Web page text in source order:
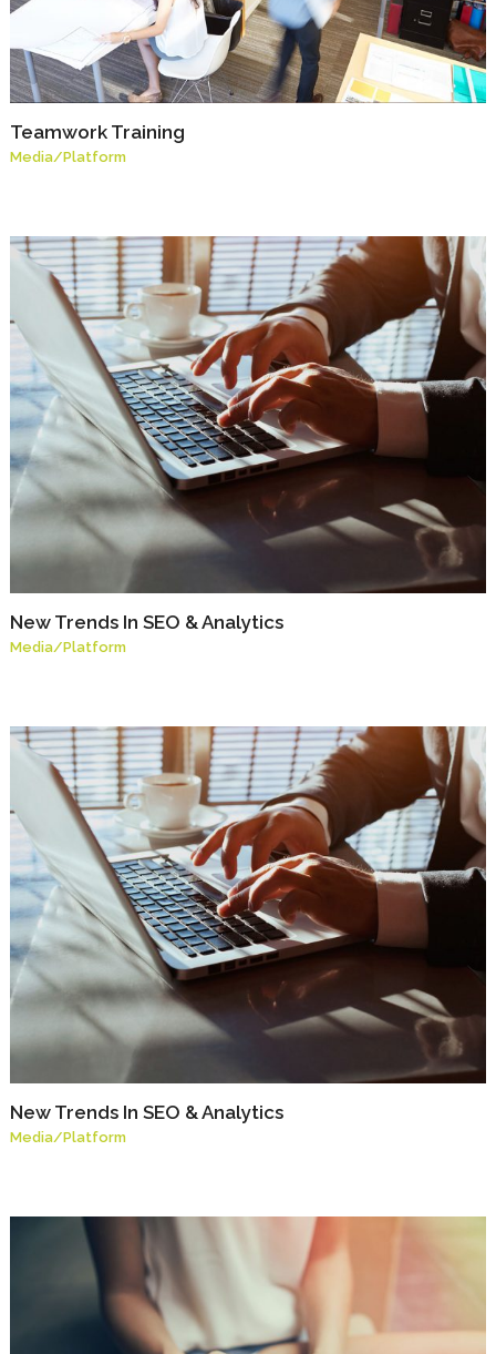
Teamwork Training
Media/Platform
New Trends In SEO & Analytics
Media/Platform
New Trends In SEO & Analytics
Media/Platform